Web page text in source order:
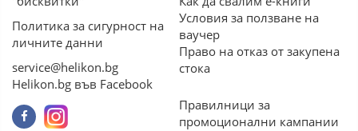
Политика за сигурност на
личните данни
service@helikon.bg
Helikon.bg във Facebook
Условия за ползване на
ваучер
Право на отказ от закупена
стока
Правилници за
промоционални кампании